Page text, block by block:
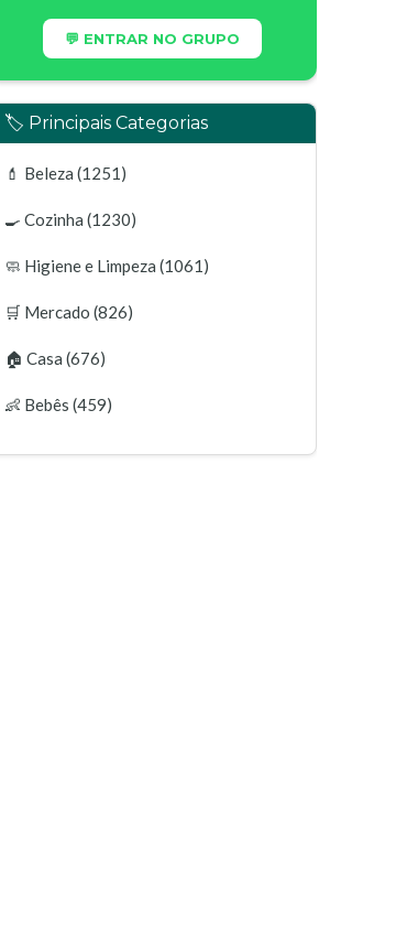
💬 ENTRAR NO GRUPO
🏷️ Principais Categorias
💄 Beleza (1251)
🍳 Cozinha (1230)
🧼 Higiene e Limpeza (1061)
🛒 Mercado (826)
🏠 Casa (676)
👶 Bebês (459)